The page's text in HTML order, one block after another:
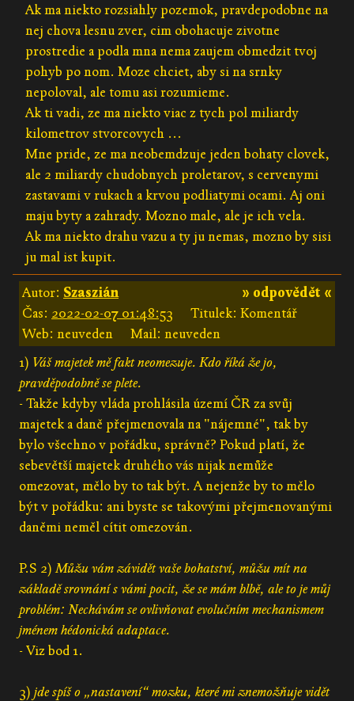
Ak ma niekto rozsiahly pozemok, pravdepodobne na
nej chova lesnu zver, cim obohacuje zivotne
prostredie a podla mna nema zaujem obmedzit tvoj
pohyb po nom. Moze chciet, aby si na srnky
nepoloval, ale tomu asi rozumieme.
Ak ti vadi, ze ma niekto viac z tych pol miliardy
kilometrov stvorcovych ...
Mne pride, ze ma neobemdzuje jeden bohaty clovek,
ale 2 miliardy chudobnych proletarov, s cervenymi
zastavami v rukach a krvou podliatymi ocami. Aj oni
maju byty a zahrady. Mozno male, ale je ich vela.
Ak ma niekto drahu vazu a ty ju nemas, mozno by sisi
ju mal ist kupit.
» odpovědět «
Autor: Szaszián
Čas: 2022-02-07 01:48:53
Titulek: Komentář
Web: neuveden
Mail: neuveden
1) Váš majetek mě fakt neomezuje. Kdo říká že jo,
pravděpodobně se plete.
- Takže kdyby vláda prohlásila území ČR za svůj
majetek a daně přejmenovala na "nájemné", tak by
bylo všechno v pořádku, správně? Pokud platí, že
sebevětší majetek druhého vás nijak nemůže
omezovat, mělo by to tak být. A nejenže by to mělo
být v pořádku: ani byste se takovými přejmenovanými
daněmi neměl cítit omezován.
P.S 2)Můžu vám závidět vaše bohatství, můžu mít na
základě srovnání s vámi pocit, že se mám blbě, ale to je můj
problém: Nechávám se ovlivňovat evolučním mechanismem
jménem hédonická adaptace.
- Viz bod 1.
3) jde spíš o „nastavení“ mozku, které mi znemožňuje vidět